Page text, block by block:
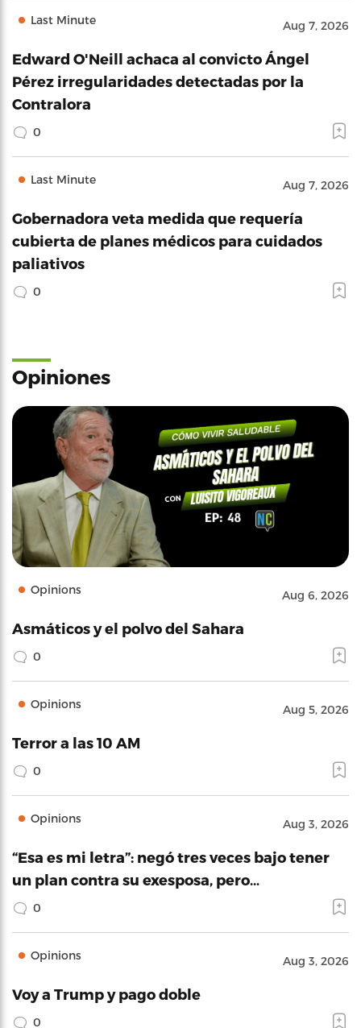
Last Minute Aug 7, 2026
Edward O'Neill achaca al convicto Ángel
Pérez irregularidades detectadas por la
Contralora
0
Last Minute Aug 7, 2026
Gobernadora veta medida que requería
cubierta de planes médicos para cuidados
paliativos
0
Opiniones
Opinions Aug 6, 2026
Asmáticos y el polvo del Sahara
0
Opinions Aug 5, 2026
Terror a las 10 AM
0
Opinions Aug 3, 2026
“Esa es mi letra”: negó tres veces bajo tener
un plan contra su exesposa, pero…
0
Opinions Aug 3, 2026
Voy a Trump y pago doble
0